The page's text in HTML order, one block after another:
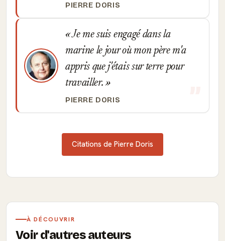
PIERRE DORIS
Je me suis engagé dans la
marine le jour où mon père m'a
appris que j'étais sur terre pour
travailler.
PIERRE DORIS
Citations de Pierre Doris
À DÉCOUVRIR
Voir d'autres auteurs